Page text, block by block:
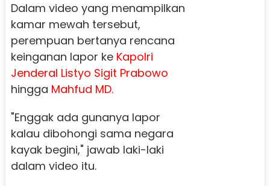
Dalam video yang menampilkan
kamar mewah tersebut,
perempuan bertanya rencana
keinganan lapor ke Kapolri
Jenderal Listyo Sigit Prabowo
hingga Mahfud MD.
"Enggak ada gunanya lapor
kalau dibohongi sama negara
kayak begini," jawab laki-laki
dalam video itu.